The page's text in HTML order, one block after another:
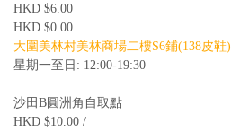
HKD $6.00
HKD $0.00
大圍美林村美林商場二樓S6鋪(138皮鞋)
星期一至日: 12:00-19:30
沙田B圓洲角自取點
HKD $10.00 /